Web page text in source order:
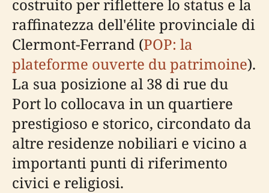
costruito per riflettere lo status e la
raffinatezza dell'élite provinciale di
Clermont-Ferrand (POP: la
plateforme ouverte du patrimoine).
La sua posizione al 38 di rue du
Port lo collocava in un quartiere
prestigioso e storico, circondato da
altre residenze nobiliari e vicino a
importanti punti di riferimento
civici e religiosi.